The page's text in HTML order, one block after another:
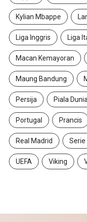
Kylian Mbappe
Liga Inggris Liga
Macan Kemayoran
Maung Bandung
Persija Piala
Portugal Prancis
Real Madrid Serie
UEFA Viking